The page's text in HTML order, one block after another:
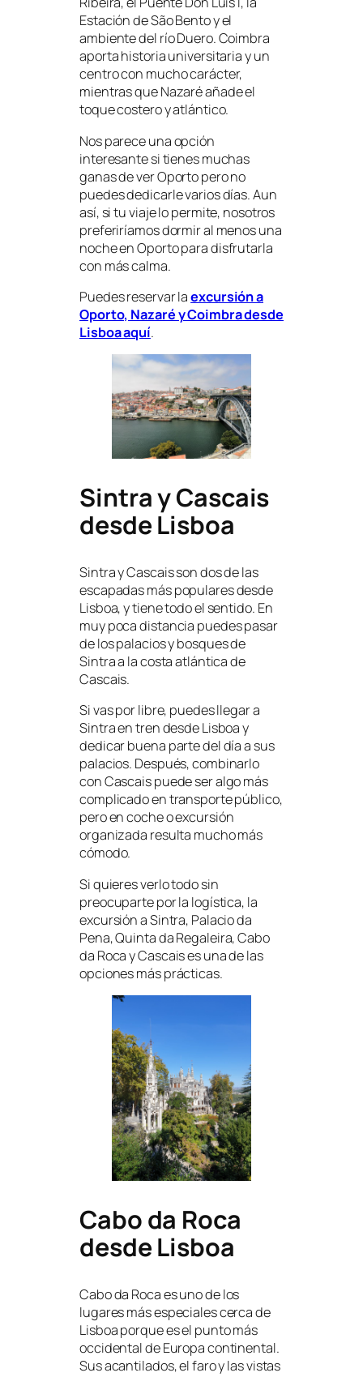
Estación de São Bento y el
ambiente del río Duero. Coimbra
aporta historia universitaria y un
centro con mucho carácter,
mientras que Nazaré añade el
toque costero y atlántico.
Nos parece una opción
interesante si tienes muchas
ganas de ver Oporto pero no
puedes dedicarle varios días. Aun
así, si tu viaje lo permite, nosotros
preferiríamos dormir al menos una
noche en Oporto para disfrutarla
con más calma.
Puedes reservar laexcursión a
Oporto, Nazaré y Coimbra desde
Lisboa aquí.
Sintra y Cascais
desde Lisboa
Sintra y Cascais son dos de las
escapadas más populares desde
Lisboa, y tiene todo el sentido. En
muy poca distancia puedes pasar
de los palacios y bosques de
Sintra a la costa atlántica de
Cascais.
Si vas por libre, puedes llegar a
Sintra en tren desde Lisboa y
dedicar buena parte del día a sus
palacios. Después, combinarlo
con Cascais puede ser algo más
complicado en transporte público,
pero en coche o excursión
organizada resulta mucho más
cómodo.
Si quieres verlo todo sin
preocuparte por la logística, la
excursión a Sintra, Palacio da
Pena, Quinta da Regaleira, Cabo
da Roca y Cascais es una de las
opciones más prácticas.
Cabo da Roca
desde Lisboa
Cabo da Roca es uno de los
lugares más especiales cerca de
Lisboa porque es el punto más
occidental de Europa continental.
Sus acantilados, el faro y las vistas